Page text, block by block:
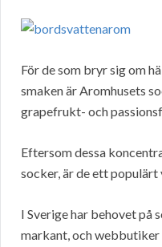
För de som bryr sig om
smaken är Aromhusets
grapefrukt- och
Eftersom dessa
socker, är de ett
I Sverige har behovet
markant, och